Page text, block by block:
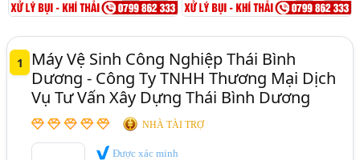
1
Máy Vệ Sinh Công Nghiệp Thái Bình
Dương - Công Ty TNHH Thương Mại Dịch
Vụ Tư Vấn Xây Dựng Thái Bình Dương
NHÀ TÀI TRỢ
Được xác minh